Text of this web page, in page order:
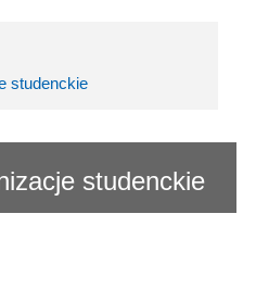
studenckie
studenckie